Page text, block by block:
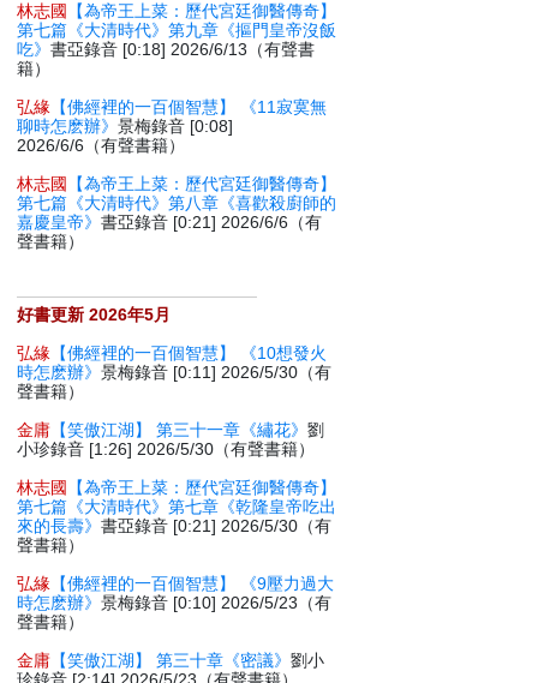
林志國
【為帝王上菜：歷代宮廷御醫傳奇】
第七篇《大清時代》第九章《摳門皇帝沒飯
吃》書亞錄音 [0:18] 2026/6/13（有聲書
籍）
弘緣 【佛經裡的一百個智慧】 《11寂寞無
聊時怎麽辦》景梅錄音 [0:08]
2026/6/6（有聲書籍）
林志國
【為帝王上菜：歷代宮廷御醫傳奇】
第七篇《大清時代》第八章《喜歡殺廚師的
嘉慶皇帝》書亞錄音 [0:21] 2026/6/6（有
聲書籍）
好書更新 2026年5月
弘緣 【佛經裡的一百個智慧】 《10想發火
時怎麽辦》景梅錄音 [0:11] 2026/5/30（有
聲書籍）
金庸 【笑傲江湖】 第三十一章《繡花》劉
小珍錄音 [1:26] 2026/5/30（有聲書籍）
林志國
【為帝王上菜：歷代宮廷御醫傳奇】
第七篇《大清時代》第七章《乾隆皇帝吃出
來的長壽》書亞錄音 [0:21] 2026/5/30（有
聲書籍）
弘緣 【佛經裡的一百個智慧】 《9壓力過大
時怎麽辦》景梅錄音 [0:10] 2026/5/23（有
聲書籍）
金庸 【笑傲江湖】 第三十章《密議》劉小